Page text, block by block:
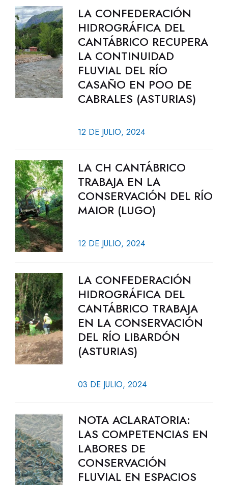
LA CONFEDERACIÓN
HIDROGRÁFICA DEL
CANTÁBRICO RECUPERA
LA CONTINUIDAD
FLUVIAL DEL RÍO
CASAÑO EN POO DE
CABRALES (ASTURIAS)
12 DE JULIO, 2024
LA CH CANTÁBRICO
TRABAJA EN LA
CONSERVACIÓN DEL RÍO
MAIOR (LUGO)
12 DE JULIO, 2024
LA CONFEDERACIÓN
HIDROGRÁFICA DEL
CANTÁBRICO TRABAJA
EN LA CONSERVACIÓN
DEL RÍO LIBARDÓN
(ASTURIAS)
03 DE JULIO, 2024
NOTA ACLARATORIA:
LAS COMPETENCIAS EN
LABORES DE
CONSERVACIÓN
FLUVIAL EN ESPACIOS